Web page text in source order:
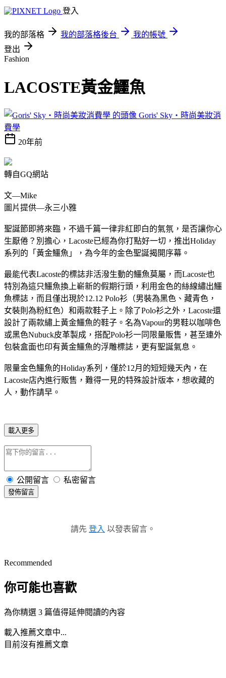
登入
我的部落格 我的部落格後台
我的帳號
登出
Fashion
LACOSTE黃金鱷魚
Goris' Sky‧時尚美妝消
費學
20年前
轉自GQ網站
文—Mike
圖片提供—永三小雅
聖誕節即將來臨，不過千篇一律非紅即白的氣氛，是否讓你心
生厭倦？別擔心，Lacoste已經為你打點好一切，推出Holiday
系列的「黃金鱷魚」，為今年的金色聖誕揭開序幕。
最能代表Lacoste的標誌非活潑生動的鱷魚莫屬，而Lacoste也
特別為這只鱷魚換上嶄新的假期行頭，利用金色的絲線繡出鱷
魚標誌，而且僅出現於12.12 Polo衫（男裝為黑色、藏青色，
女裝則為粉紅色）和兩款鞋子上。除了Polo衫之外，Lacoste還
設計了兩款繡上黃金鱷魚的鞋子。名為Vapour的男鞋以咖啡色
或黑色Nubuck皮革製成，搭配Polo衫一同限量販售，甚至連外
包裝盒面也印有黃金鱷魚的浮雕標誌，更有聖誕氣息。
限量金色鱷魚的Holiday系列，僅於12月的短短幾天內，在
Lacoste店內進行販售，難得一見的特殊設計版本，想收藏的
人，動作請早。
載入更多
公開留言 私密留言
發佈留言
請先 登入 以發表留言。
Recommended
你可能也喜歡
為你精選 3 篇值得延伸閱讀的內容
載入推薦文章中...
目前沒有推薦文章